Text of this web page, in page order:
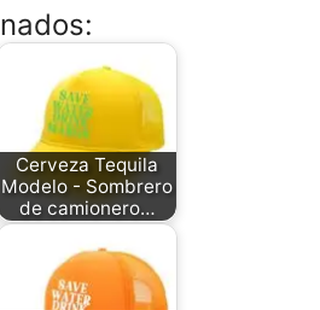
Cerveza Tequila
Modelo - Sombrero
de camionero…